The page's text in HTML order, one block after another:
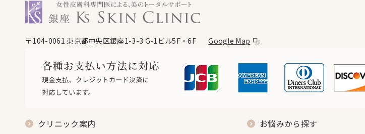
銀座ケイスキンクリニック
〒104-0061東京都中央区銀座1-3-3 G-1ビル5F・6F Google Map
クリニック案内 お悩みから探す